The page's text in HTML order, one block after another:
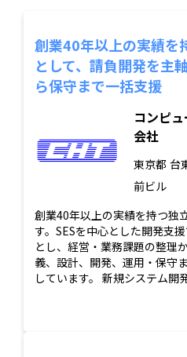
創業40年以上の実績を
として、請負開発を主
ら保守まで一括支援
コンピ
会社
東京都 台
前ビル
創業40年以上の実績を持つ独
す。SESを中心とした開発支
とし、経営・業務課題の整理
義、設計、開発、運用・保守
しています。 新規システム開